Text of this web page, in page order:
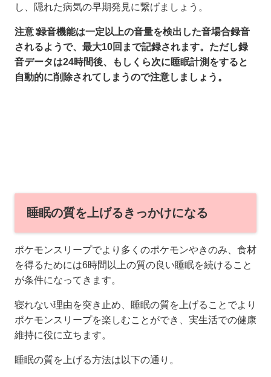
し、隠れた病気の早期発見に繋げましょう。
注意∶録音機能は一定以上の音量を検出した音場合録音
されるようで、最大10回まで記録されます。ただし録
音データは24時間後、もしくら次に睡眠計測をすると
自動的に削除されてしまうので注意しましょう。
睡眠の質を上げるきっかけになる
ポケモンスリープでより多くのポケモンやきのみ、食材
を得るためには6時間以上の質の良い睡眠を続けること
が条件になってきます。
寝れない理由を突き止め、睡眠の質を上げることでより
ポケモンスリープを楽しむことができ、実生活での健康
維持に役に立ちます。
睡眠の質を上げる方法は以下の通り。